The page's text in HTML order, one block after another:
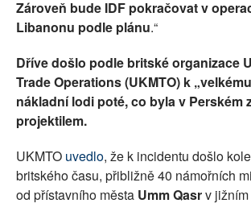
Zároveň bude IDF pokračovat v
Libanonu podle plánu.“
Dříve došlo podle britské organizace
Trade Operations (UKMTO) k
nákladní lodi poté, co byla v Perském
projektilem.
UKMTO uvedlo, že k incidentu došlo
britského času, přibližně 40 námořních
od přístavního města Umm Qasrv jižním